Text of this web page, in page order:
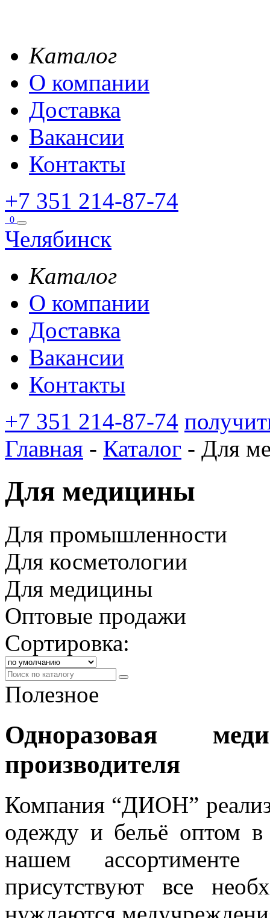
Каталог
О компании
Доставка
Вакансии
Контакты
+7 351 214-87-74
0
Челябинск
Каталог
О компании
Доставка
Вакансии
Контакты
+7 351 214-87-74
Главная - Каталог - Для
Для медицины
Для промышленности
Для косметологии
Для медицины
Оптовые продажи
Сортировка:
Полезное
Одноразовая
производителя
Компания “ДИОН”
одежду и бельё оптом
нашем ассортименте
присутствуют все